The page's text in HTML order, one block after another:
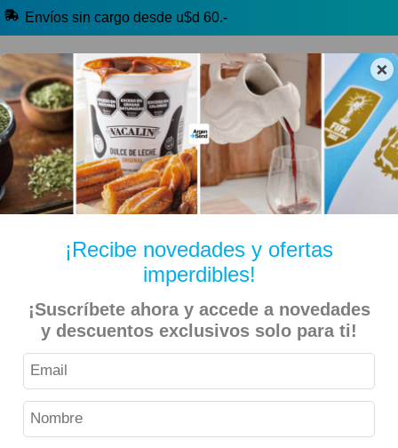
×
¡Recibe novedades y ofertas
imperdibles!
¡Suscríbete ahora y accede a novedades
y descuentos exclusivos solo para ti!
Envíos sin cargo desde u$d 60.-
🔥 Alfajores y Golosinas
🧉 Clásicos argentinos 🏷️ Todas las categorías
Inicio Libros Fuego Verde Mallmann, Francis